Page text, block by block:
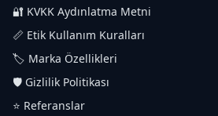
🔐 KVKK Aydınlatma Metni
📏 Etik Kullanım Kuralları
🏷️ Marka Özellikleri
🛡️ Gizlilik Politikası
⭐ Referanslar